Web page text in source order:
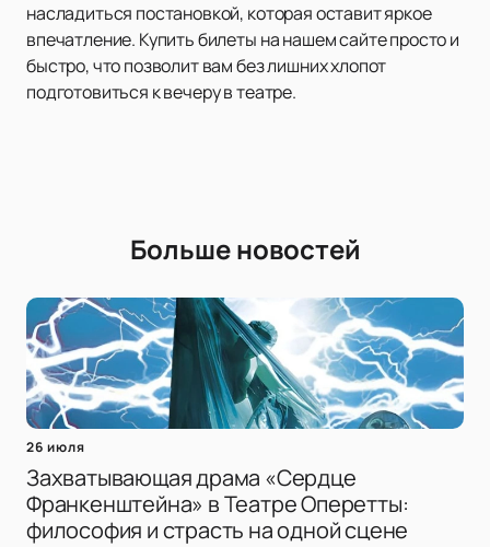
насладиться постановкой, которая оставит яркое
впечатление. Купить билеты на нашем сайте просто и
быстро, что позволит вам без лишних хлопот
подготовиться к вечеру в театре.
Больше новостей
26 июля
Захватывающая драма «Сердце
Франкенштейна» в Театре Оперетты:
философия и страсть на одной сцене